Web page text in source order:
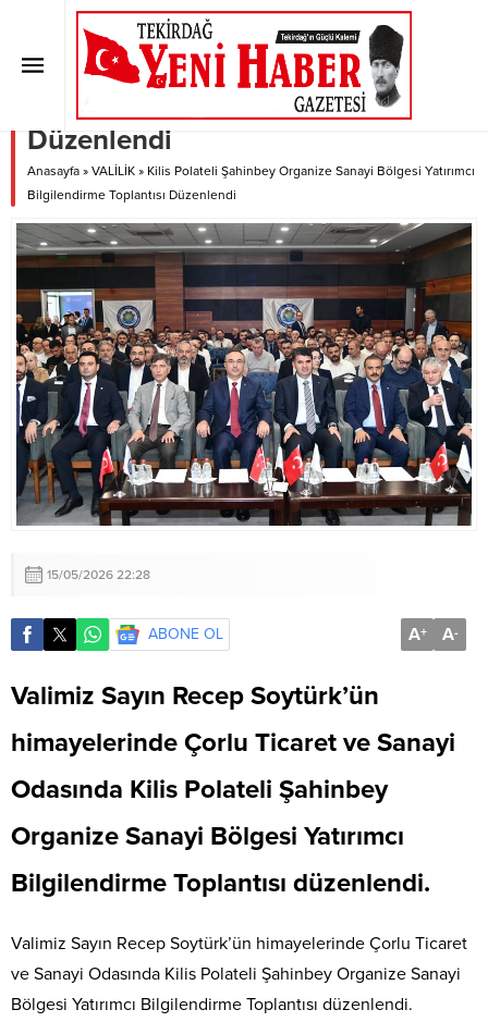
Kilis Polateli Şahinbey Organize
Sanayi Bölgesi Yatırımcı
Bilgilendirme Toplantısı
Düzenlendi
Anasayfa » VALİLİK » Kilis Polateli Şahinbey Organize Sanayi Bölgesi Yatırımcı
Bilgilendirme Toplantısı Düzenlendi
15/05/2026 22:28
ABONE OL A+ A-
Valimiz Sayın Recep Soytürk’ün
himayelerinde Çorlu Ticaret ve Sanayi
Odasında Kilis Polateli Şahinbey
Organize Sanayi Bölgesi Yatırımcı
Bilgilendirme Toplantısı düzenlendi.
Valimiz Sayın Recep Soytürk’ün himayelerinde Çorlu Ticaret
ve Sanayi Odasında Kilis Polateli Şahinbey Organize Sanayi
Bölgesi Yatırımcı Bilgilendirme Toplantısı düzenlendi.